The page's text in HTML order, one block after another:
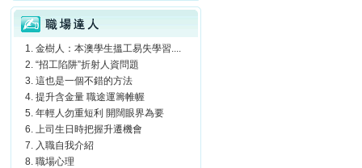
職場達人
金樹人：本澳學生搵工易失學習....
“招工陷阱”折射人資問題
這也是一個不錯的方法
提升含金量 職途運籌帷幄
年輕人勿重短利 開闊眼界為要
上司生日時把握升遷機會
入職自我介紹
職場心理